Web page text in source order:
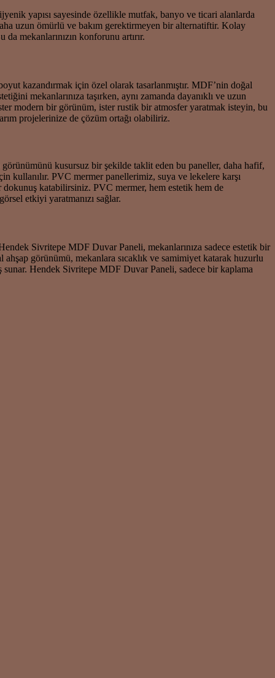
yapısı sayesinde özellikle mutfak, banyo ve ticari alanlarda
uzun ömürlü ve bakım gerektirmeyen bir alternatiftir. Kolay
mekanlarınızın konforunu artırır.
kazandırmak için özel olarak tasarlanmıştır. MDF’nin doğal
mekanlarınıza taşırken, aynı zamanda dayanıklı ve uzun
modern bir görünüm, ister rustik bir atmosfer yaratmak isteyin, bu
projelerinize de çözüm ortağı olabiliriz.
kusursuz bir şekilde taklit eden bu paneller, daha hafif,
kullanılır. PVC mermer panellerimiz, suya ve lekelere karşı
dokunuş katabilirsiniz. PVC mermer, hem estetik hem de
etkiyi yaratmanızı sağlar.
Sivritepe MDF Duvar Paneli, mekanlarınıza sadece estetik bir
görünümü, mekanlara sıcaklık ve samimiyet katarak huzurlu
sunar. Hendek Sivritepe MDF Duvar Paneli, sadece bir kaplama